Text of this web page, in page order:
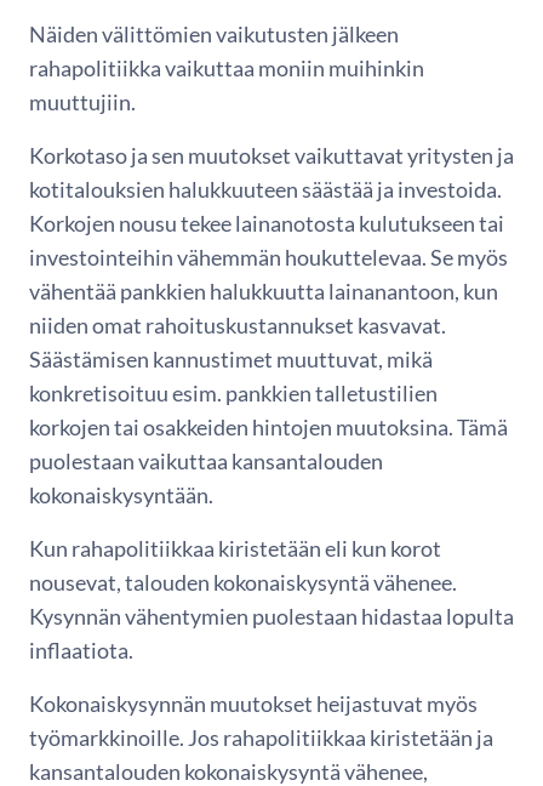
Näiden välittömien vaikutusten jälkeen
rahapolitiikka vaikuttaa moniin muihinkin
muuttujiin.
Korkotaso ja sen muutokset vaikuttavat yritysten ja
kotitalouksien halukkuuteen säästää ja investoida.
Korkojen nousu tekee lainanotosta kulutukseen tai
investointeihin vähemmän houkuttelevaa. Se myös
vähentää pankkien halukkuutta lainanantoon, kun
niiden omat rahoituskustannukset kasvavat.
Säästämisen kannustimet muuttuvat, mikä
konkretisoituu esim. pankkien talletustilien
korkojen tai osakkeiden hintojen muutoksina. Tämä
puolestaan vaikuttaa kansantalouden
kokonaiskysyntään.
Kun rahapolitiikkaa kiristetään eli kun korot
nousevat, talouden kokonaiskysyntä vähenee.
Kysynnän vähentymien puolestaan hidastaa lopulta
inflaatiota.
Kokonaiskysynnän muutokset heijastuvat myös
työmarkkinoille. Jos rahapolitiikkaa kiristetään ja
kansantalouden kokonaiskysyntä vähenee,